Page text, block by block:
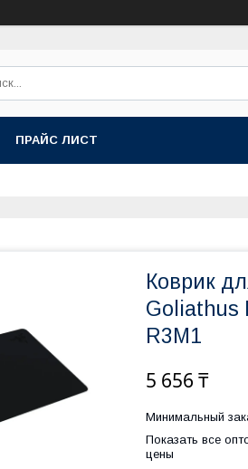
ПРАЙС ЛИСТ
Коврик
Goliathus
R3M1
5 656 ₸
Минимальный
Показать все
цены